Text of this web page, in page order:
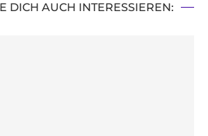
DICH AUCH INTERESSIEREN: